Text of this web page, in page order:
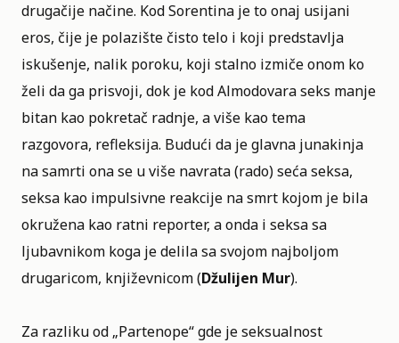
drugačije načine. Kod Sorentina je to onaj usijani
eros, čije je polazište čisto telo i koji predstavlja
iskušenje, nalik poroku, koji stalno izmiče onom ko
želi da ga prisvoji, dok je kod Almodovara seks manje
bitan kao pokretač radnje, a više kao tema
razgovora, refleksija. Budući da je glavna junakinja
na samrti ona se u više navrata (rado) seća seksa,
seksa kao impulsivne reakcije na smrt kojom je bila
okružena kao ratni reporter, a onda i seksa sa
ljubavnikom koga je delila sa svojom najboljom
drugaricom, književnicom (Džulijen Mur).
Za razliku od „Partenope“ gde je seksualnost